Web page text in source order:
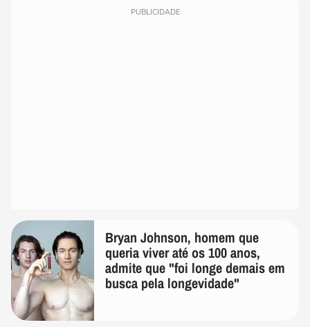
PUBLICIDADE
Bryan Johnson, homem que
queria viver até os 100 anos,
admite que "foi longe demais em
busca pela longevidade"